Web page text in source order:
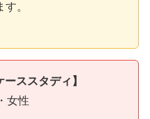
。
ススタディ】
女性